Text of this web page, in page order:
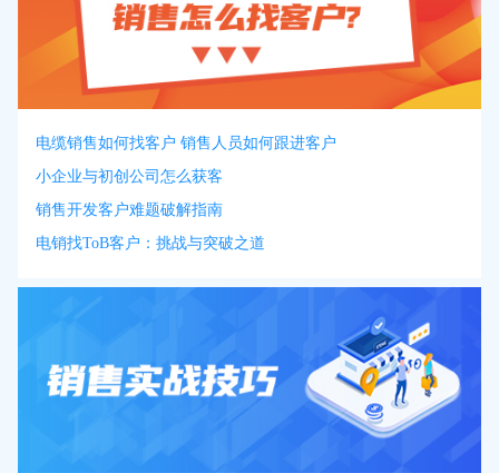
电缆销售如何找客户 销售人员如何跟进客户
小企业与初创公司怎么获客
销售开发客户难题破解指南
电销找ToB客户：挑战与突破之道